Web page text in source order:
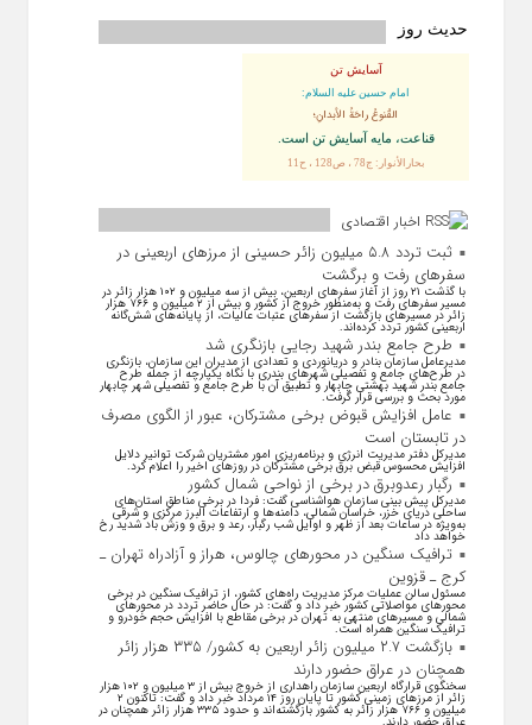
حدیث روز
آسایش تن
امام حسین علیه السلام:
القُنوعُ راحَةُ الأبدانِ؛
قناعت، مايه آسايش تن است.
بحارالأنوار: ج78 ، ص128 ، ح11
اخبار اقتصادی
ثبت تردد ۵.۸ میلیون زائر حسینی از مرزهای اربعینی در
سفرهای رفت و برگشت
با گذشت ۲۱ روز از آغاز سفرهای اربعین، بیش از سه میلیون و ۱۰۲ هزار زائر در
مسیر سفرهای رفت و به‌منظور خروج از کشور و بیش از ۲ میلیون و ۷۶۶ هزار
زائر در مسیرهای بازگشت از سفرهای عتبات عالیات، از پایانه‌های شش‌گانه
اربعینی کشور تردد کرده‌اند.
طرح جامع بندر شهید رجایی بازنگری شد
مدیرعامل سازمان بنادر و دریانوردی و تعدادی از مدیران این سازمان، بازنگری
در طرح‌های جامع و تفصیلی شهر‌های بندری با نگاه یکپارچه از جمله طرح
جامع بندر شهید بهشتی چابهار و تطبیق آن با طرح جامع و تفصیلی شهر چابهار
مورد بحث و بررسی قرار گرفت.
عامل افزایش قبوض برخی مشترکان، عبور از الگوی مصرف
در تابستان است
مدیرکل دفتر مدیریت انرژی و برنامه‌ریزی امور مشتریان شرکت توانیر دلایل
افزایش محسوس قبض برق برخی مشترکان در روزهای اخیر را اعلام کرد.
رگبار رعدوبرق در برخی از نواحی شمال کشور
مدیرکل پیش بینی سازمان هواشناسی گفت: فردا در برخی مناطق استان‌های
ساحلی دریای خزر، خراسان شمالی، دامنه‌ها و ارتفاعات البرز مرکزی و شرقی
به‌ویژه در ساعات بعد از ظهر و اوایل شب رگبار، رعد و برق و وزش باد شدید رخ
خواهد داد
ترافیک سنگین در محورهای چالوس، هراز و آزادراه تهران ـ
کرج ـ قزوین
مسئول سالن عملیات مرکز مدیریت راه‌های کشور، از ترافیک سنگین در برخی
محورهای مواصلاتی کشور خبر داد و گفت: در حال حاضر تردد در محورهای
شمالی و مسیرهای منتهی به تهران در برخی مقاطع با افزایش حجم خودرو و
ترافیک سنگین همراه است.
بازگشت ۲.۷ میلیون زائر اربعین به کشور/ ۳۳۵ هزار زائر
همچنان در عراق حضور دارند
سخنگوی قرارگاه اربعین سازمان راهداری از خروج بیش از ۳ میلیون و ۱۰۲ هزار
زائر از مرز‌های زمینی کشور تا پایان روز ۱۴ مرداد خبر داد و گفت: تاکنون ۲
میلیون و ۷۶۶ هزار زائر به کشور بازگشته‌اند و حدود ۳۳۵ هزار زائر همچنان در
عراق حضور دارند.